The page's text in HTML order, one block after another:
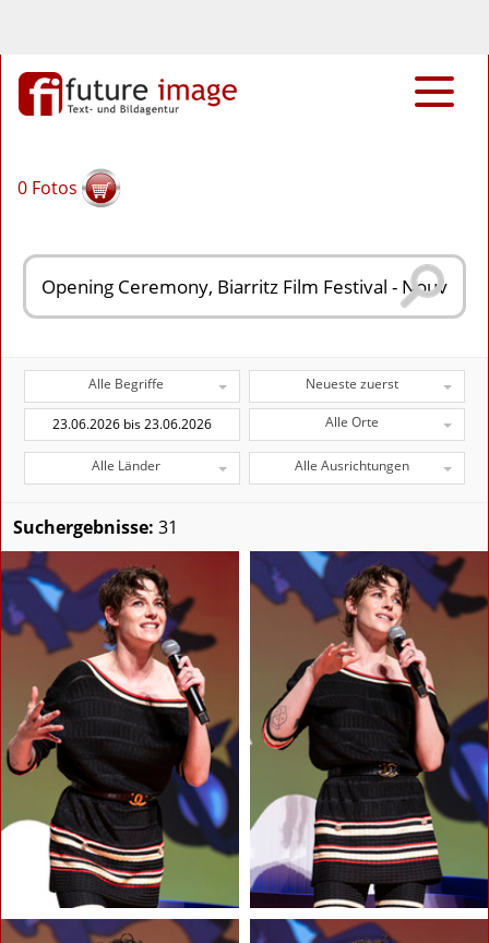
0 Fotos
Alle Begriffe Neueste zuerst
Alle Orte
Alle Länder Alle Ausrichtungen
Suchergebnisse: 31